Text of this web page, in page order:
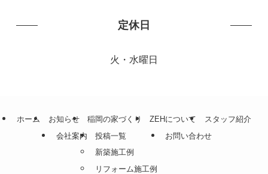
定休日
火・水曜日
ホーム お知らせ 稲岡の家づくり ZEHについて
スタッフ紹介
会社案内
投稿一覧
新築施工例
リフォーム施工例
お問い合わせ